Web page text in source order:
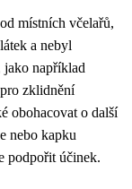
místních včelařů,
a nebyl
jako například
zklidnění
obohacovat o další
nebo kapku
podpořit účinek.